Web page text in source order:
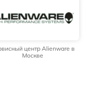
центр Alienware в
Москве